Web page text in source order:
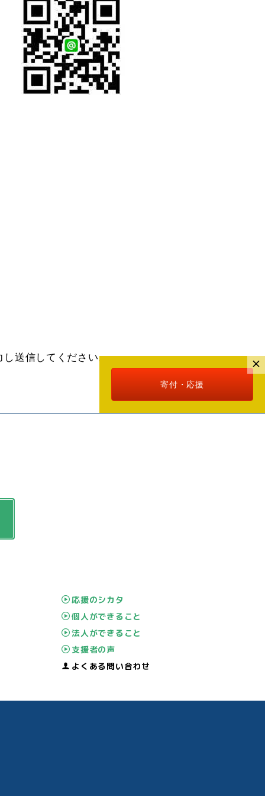
送信してください。
応援のシカタ
個人ができること
法人ができること
支援者の声
よくある問い合わせ
寄付・応援